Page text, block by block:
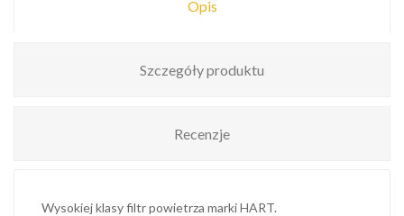
Opis
Szczegóły produktu
Recenzje
Wysokiej klasy filtr powietrza marki HART.